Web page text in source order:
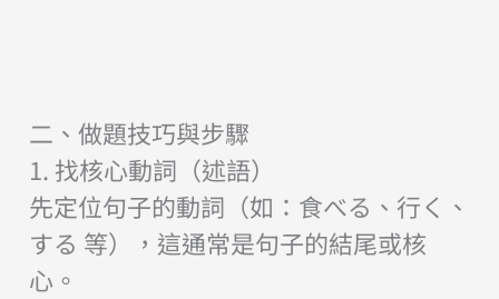
二、做題技巧與步驟
1. 找核心動詞（述語）
先定位句子的動詞（如：食べる、行く、
する 等），這通常是句子的結尾或核
心。